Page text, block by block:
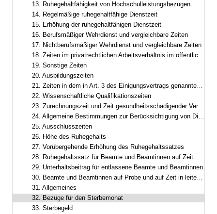
13. Ruhegehaltfähigkeit von Hochschulleistungsbezügen
14. Regelmäßige ruhegehaltfähige Dienstzeit
15. Erhöhung der ruhegehaltfähigen Dienstzeit
16. Berufsmäßiger Wehrdienst und vergleichbare Zeiten
17. Nichtberufsmäßiger Wehrdienst und vergleichbare Zeiten
18. Zeiten im privatrechtlichen Arbeitsverhältnis im öffentlichen Dienst
19. Sonstige Zeiten
20. Ausbildungszeiten
21. Zeiten in dem in Art. 3 des Einigungsvertrags genannten Gebiet
22. Wissenschaftliche Qualifikationszeiten
23. Zurechnungszeit und Zeit gesundheitsschädigender Verwendung
24. Allgemeine Bestimmungen zur Berücksichtigung von Dienstzeiten
25. Ausschlusszeiten
26. Höhe des Ruhegehalts
27. Vorübergehende Erhöhung des Ruhegehaltssatzes
28. Ruhegehaltssatz für Beamte und Beamtinnen auf Zeit
29. Unterhaltsbeitrag für entlassene Beamte und Beamtinnen
30. Beamte und Beamtinnen auf Probe und auf Zeit in leitender Funktion
31. Allgemeines
32. Bezüge für den Sterbemonat
33. Sterbegeld